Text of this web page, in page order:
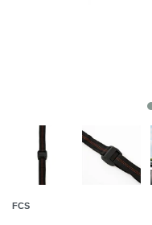
FCS